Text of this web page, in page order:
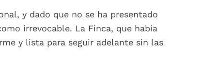
y dado que no se ha presentado
irrevocable. La Finca, que había
y lista para seguir adelante sin las